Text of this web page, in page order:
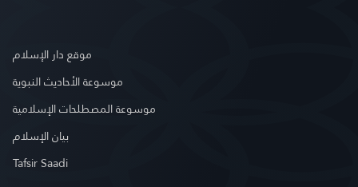
موقع دار الإسلام
موسوعة الأحاديث النبوية
موسوعة المصطلحات الإسلامية
بيان الإسلام
Tafsir Saadi